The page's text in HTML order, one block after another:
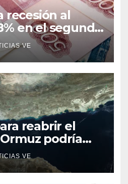
recesión al
en el segundo
VE
reabrir el
podría
semana
VE